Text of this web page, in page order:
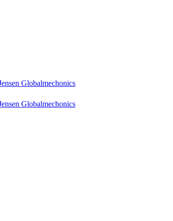
Globalmechonics
Globalmechonics